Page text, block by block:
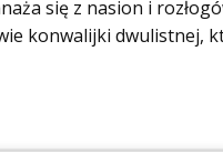
się z nasion i
konwalijki dwulistnej,